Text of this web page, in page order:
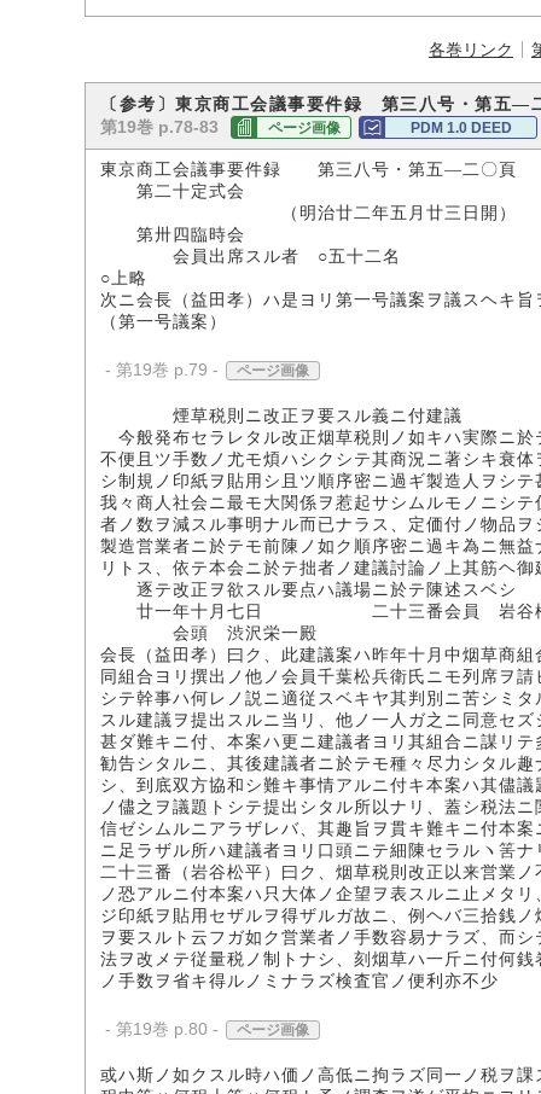
各巻リンク
〔参考〕東京商工会議事要件録 第三八号・第五
第19巻 p.78-83 ページ画像 PDM 1.0 DEED
東京商工会議事要件録 第三八号・第五―二〇頁
第二十定式会
（明治廿二年五月廿三日開）
第卅四臨時会
会員出席スル者 ○五十二名
○上略
次ニ会長（益田孝）ハ是ヨリ第一号議案ヲ議スヘキ
（第一号議案）
- 第19巻 p.79 - ページ画像
煙草税則ニ改正ヲ要スル義ニ付建議
今般発布セラレタル改正烟草税則ノ如キハ実際ニ
不便且ツ手数ノ尤モ煩ハシクシテ其商況ニ著シキ衰
シ制規ノ印紙ヲ貼用シ且ツ順序密ニ過ギ製造人ヲシ
我々商人社会ニ最モ大関係ヲ惹起サシムルモノニシ
者ノ数ヲ減スル事明ナル而已ナラス、定価付ノ物品
製造営業者ニ於テモ前陳ノ如ク順序密ニ過キ為ニ無
リトス、依テ本会ニ於テ拙者ノ建議討論ノ上其筋ヘ
逐テ改正ヲ欲スル要点ハ議場ニ於テ陳述スベシ
廿一年十月七日 二十三番会員 岩谷
会頭 渋沢栄一殿
会長（益田孝）曰ク、此建議案ハ昨年十月中烟草商
同組合ヨリ撰出ノ他ノ会員千葉松兵衛氏ニモ列席ヲ
シテ幹事ハ何レノ説ニ適従スベキヤ其判別ニ苦シミ
スル建議ヲ提出スルニ当リ、他ノ一人ガ之ニ同意セ
甚ダ難キニ付、本案ハ更ニ建議者ヨリ其組合ニ謀リ
勧告シタルニ、其後建議者ニ於テモ種々尽力シタル
シ、到底双方協和シ難キ事情アルニ付キ本案ハ其儘
ノ儘之ヲ議題トシテ提出シタル所以ナリ、蓋シ税法
信ゼシムルニアラザレバ、其趣旨ヲ貫キ難キニ付本
ニ足ラザル所ハ建議者ヨリ口頭ニテ細陳セラルヽ筈ナ
二十三番（岩谷松平）曰ク、烟草税則改正以来営業
ノ恐アルニ付本案ハ只大体ノ企望ヲ表スルニ止メタ
ジ印紙ヲ貼用セザルヲ得ザルガ故ニ、例ヘバ三拾銭
ヲ要スルト云フガ如ク営業者ノ手数容易ナラズ、而
法ヲ改メテ従量税ノ制トナシ、刻烟草ハ一斤ニ付何
ノ手数ヲ省キ得ルノミナラズ検査官ノ便利亦不少
- 第19巻 p.80 - ページ画像
或ハ斯ノ如クスル時ハ価ノ高低ニ拘ラズ同一ノ税ヲ